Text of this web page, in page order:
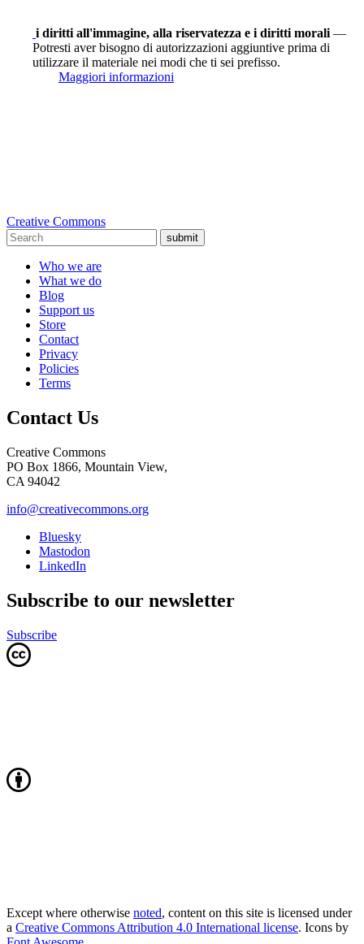
i diritti all'immagine, alla riservatezza e i diritti morali —
Potresti aver bisogno di autorizzazioni aggiuntive prima di
utilizzare il materiale nei modi che ti sei prefisso.
Maggiori informazioni
Creative Commons
submit
Who we are
What we do
Blog
Support us
Store
Contact
Privacy
Policies
Terms
Contact Us
Creative Commons
PO Box 1866, Mountain View,
CA 94042
info@creativecommons.org
Bluesky
Mastodon
LinkedIn
Subscribe to our newsletter
Subscribe
Except where otherwise noted, content on this site is licensed under
a Creative Commons Attribution 4.0 International license. Icons by